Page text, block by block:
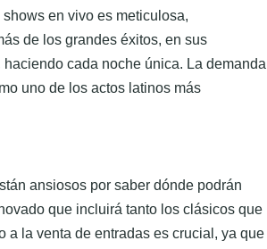
en vivo es meticulosa,
de los grandes éxitos, en sus
cada noche única. La demanda
uno de los actos latinos más
ansiosos por saber dónde podrán
que incluirá tanto los clásicos que
a la venta de entradas es crucial, ya que